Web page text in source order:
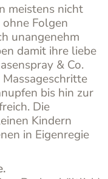
meistens nicht
Folgen
unangenehm
damit ihre liebe
& Co.
bis hin zur
Die
Kindern
in Eigenregie